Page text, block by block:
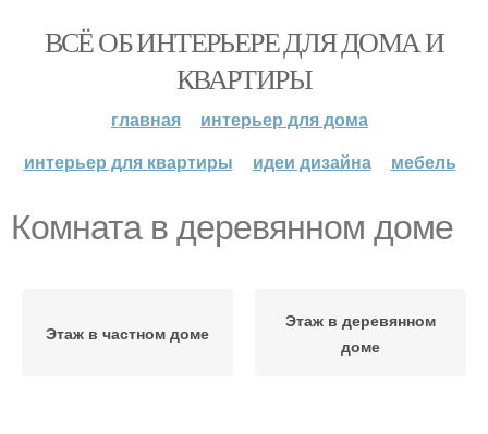
ВСЁ ОБ ИНТЕРЬЕРЕ ДЛЯ ДОМА И
КВАРТИРЫ
главная
интерьер для дома
интерьер для квартиры
идеи дизайна мебель
Комната в деревянном доме
Этаж в частном доме
Этаж в деревянном
доме